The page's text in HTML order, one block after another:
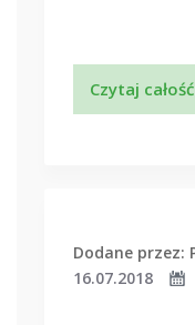
Czytaj całość
Dodane przez:
16.07.2018